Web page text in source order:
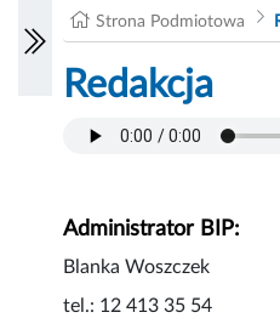
Strona Podmiotowa
Redakcja
Administrator BIP:
Blanka Woszczek
tel.: 12 413 35 54